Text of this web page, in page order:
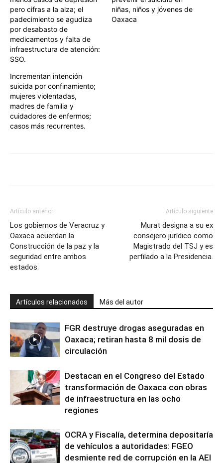
pero cifras a la alza; el
padecimiento se agudiza
por desabasto de
medicamentos y falta de
infraestructura de atención:
SSO.
niñas, niños y jóvenes de
Oaxaca
Incrementan intención
suicida por confinamiento;
mujeres violentadas,
madres de familia y
cuidadores de enfermos;
casos más recurrentes.
Artículo anterior
Los gobiernos de Veracruz y
Oaxaca acuerdan la
Construcción de la paz y la
seguridad entre ambos
estados.
Artículo siguiente
Murat designa a su ex
consejero jurídico como
Magistrado del TSJ y es
perfilado a la Presidencia.
Artículos relacionados Más del autor
FGR destruye drogas aseguradas en
Oaxaca; retiran hasta 8 mil dosis de
circulación
Destacan en el Congreso del Estado
transformación de Oaxaca con obras
de infraestructura en las ocho
regiones
OCRA y Fiscalía, determina depositaría
de vehículos a autoridades: FGEO
desmiente red de corrupción en la AEI